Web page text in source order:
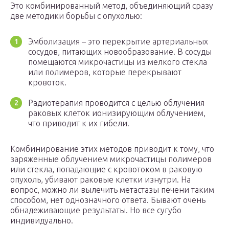
Это комбинированный метод, объединяющий сразу
две методики борьбы с опухолью:
Эмболизация – это перекрытие артериальных
сосудов, питающих новообразование. В сосуды
помещаются микрочастицы из мелкого стекла
или полимеров, которые перекрывают
кровоток.
Радиотерапия проводится с целью облучения
раковых клеток ионизирующим облучением,
что приводит к их гибели.
Комбинирование этих методов приводит к тому, что
заряженные облучением микрочастицы полимеров
или стекла, попадающие с кровотоком в раковую
опухоль, убивают раковые клетки изнутри. На
вопрос, можно ли вылечить метастазы печени таким
способом, нет однозначного ответа. Бывают очень
обнадеживающие результаты. Но все сугубо
индивидуально.